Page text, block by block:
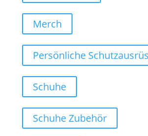
Merch
Persönliche
Schuhe
Schuhe Zubehör